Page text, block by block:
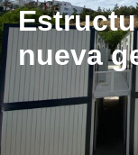
nueva